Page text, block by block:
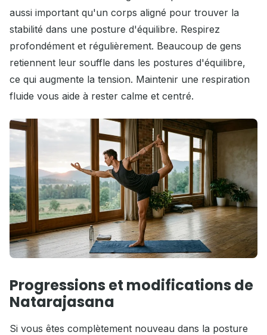
aussi important qu'un corps aligné pour trouver la
stabilité dans une posture d'équilibre. Respirez
profondément et régulièrement. Beaucoup de gens
retiennent leur souffle dans les postures d'équilibre,
ce qui augmente la tension. Maintenir une respiration
fluide vous aide à rester calme et centré.
Progressions et modifications de
Natarajasana
Si vous êtes complètement nouveau dans la posture